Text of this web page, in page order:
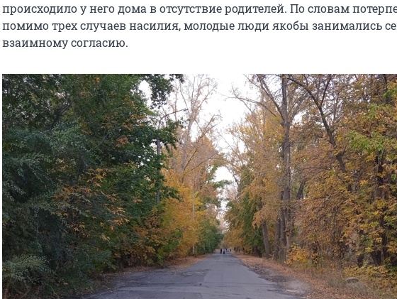
происходило у него дома в отсутствие родителей. По словам
помимо трех случаев насилия, молодые люди якобы занимались
взаимному согласию.